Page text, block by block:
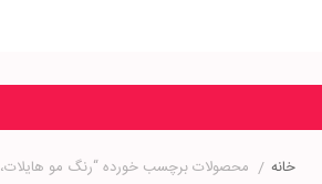
خانه / محصولات برچسب خورده “رنگ مو هایلات،High Lifts، رنگ مو ماندگار”